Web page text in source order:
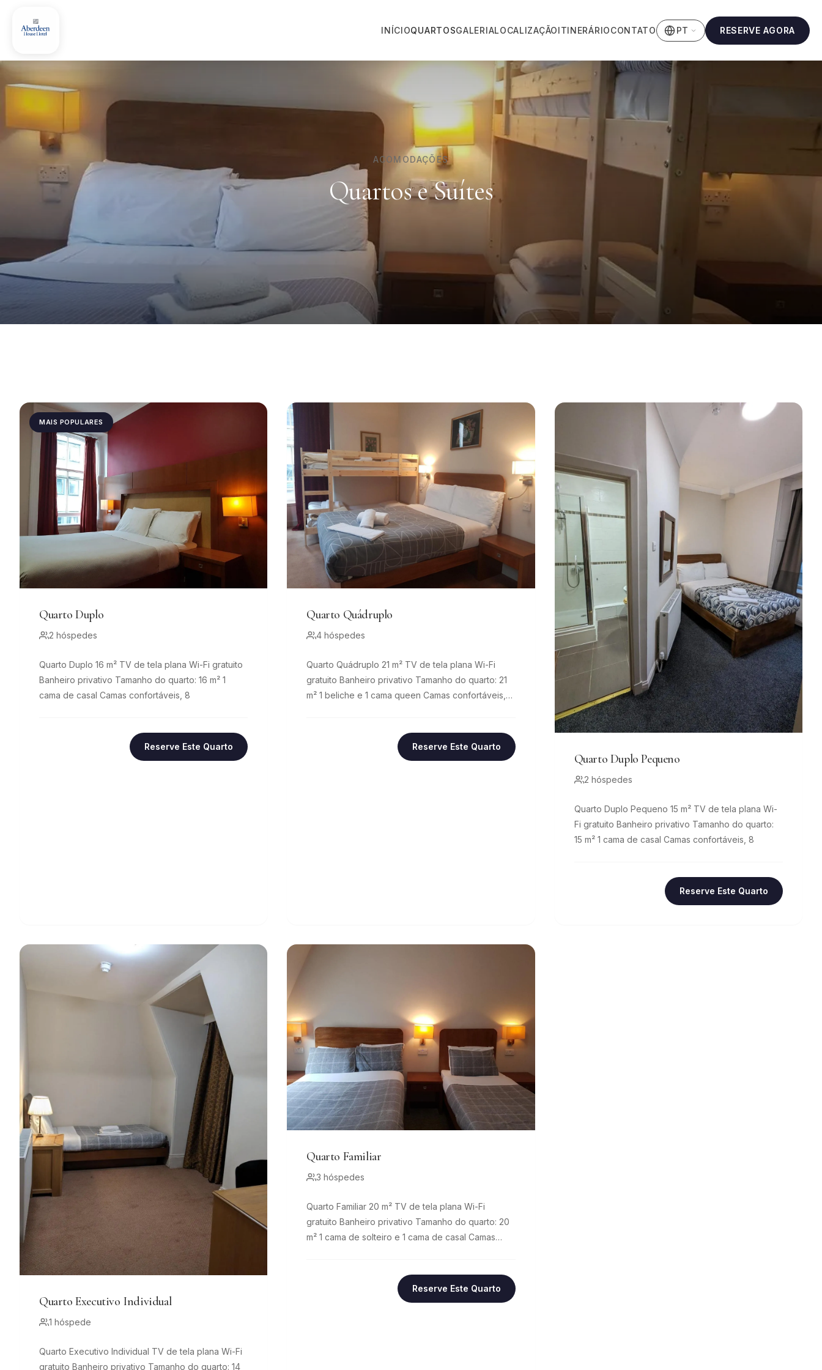
INÍCIOQUARTOSGALERIALOCALIZAÇÃOITINERÁRIOCONTATO PT RESERVE AGORA
ACOMODAÇÕES
Quartos e Suítes
MAIS POPULARES
Quarto Duplo
2 hóspedes
Quarto Duplo 16 m² TV de tela plana Wi-Fi gratuito
Banheiro privativo Tamanho do quarto: 16 m² 1
cama de casal Camas confortáveis, 8
Reserve Este Quarto
Quarto Quádruplo
4 hóspedes
Quarto Quádruplo 21 m² TV de tela plana Wi-Fi
gratuito Banheiro privativo Tamanho do quarto: 21
m² 1 beliche e 1 cama queen Camas confortáveis,
Reserve Este Quarto
Quarto Duplo Pequeno
2 hóspedes
Quarto Duplo Pequeno 15 m² TV de tela plana Wi-
Fi gratuito Banheiro privativo Tamanho do quarto:
15 m² 1 cama de casal Camas confortáveis, 8
Reserve Este Quarto
Quarto Executivo Individual
1 hóspede
Quarto Executivo Individual TV de tela plana Wi-Fi
gratuito Banheiro privativo Tamanho do quarto: 14
Quarto Familiar
3 hóspedes
Quarto Familiar 20 m² TV de tela plana Wi-Fi
gratuito Banheiro privativo Tamanho do quarto: 20
m² 1 cama de solteiro e 1 cama de casal Camas
Reserve Este Quarto